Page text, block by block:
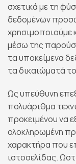
σχετικά με τη
δεδομένων
χρησιμοποιούμε
μέσω της
τα υποκείμενα
τα δικαιώματά
Ως υπεύθυνη
πολυάριθμα
προκειμένου να
ολοκληρωμένη
χαρακτήρα που
ιστοσελίδας.